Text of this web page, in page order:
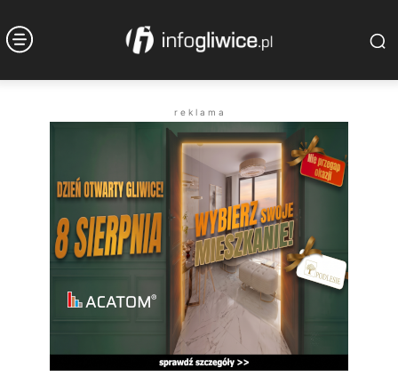
r e k l a m a